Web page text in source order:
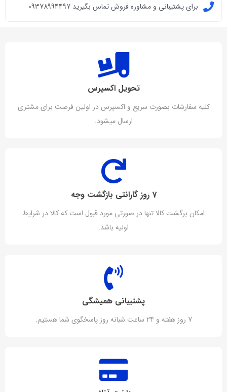
برای پشتیبانی و مشاوره فروش تماس بگیرید 09378994497
تحویل اکسپرس
کلیه سفارشات بصورت سریع و اکسپرس در اولین فرصت برای مشتری
ارسال میشود.
7 روز گارانتی بازگشت وجه
امکان برگشت کالا تنها در صورتی مورد قبول است که کالا در شرایط
اولیه باشد.
پشتیبانی همیشگی
7 روز هفته و 24 ساعت شبانه روز پاسخگوی شما هستیم.